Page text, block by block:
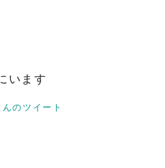
います
のツイート